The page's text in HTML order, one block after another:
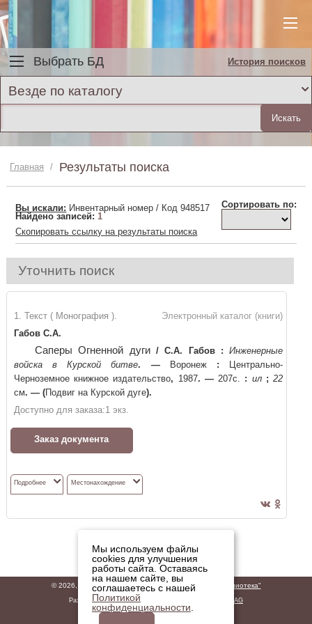
Выбрать БД История поисков
Везде по каталогу
Главная / Результаты поиска
Сортировать по:
Вы искали: Инвентарный номер / Код 948517
Найдено записей:1
Скопировать ссылку на результаты поиска
Уточнить поиск
Электронный каталог (книги)
1. Текст ( Монография ).
Габов С.А.
Саперы Огненной дуги / С.А. Габов :
Инженерные
войска в Курской битве. —Воронеж : Центрально-
Черноземное книжное издательство, 1987. —207c. : ил ; 22
см. — (Подвиг на Курской дуге).
Доступно для заказа:1 экз.
Заказ документа
Подробнее Местонахождение
© 2026,
ГБУК "Владимирская областная научная библиотека"
Разработано ООО «ДИТ-М» Software AG
Мы используем файлы
cookies для улучшения
работы сайта. Оставаясь
на нашем сайте, вы
соглашаетесь с нашей
Политикой
конфиденциальности